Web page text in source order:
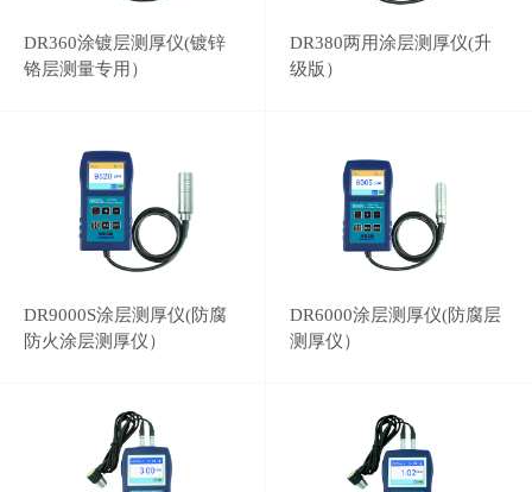
DR360涂镀层测厚仪(镀锌
铬层测量专用）
DR380两用涂层测厚仪(升
级版）
DR9000S涂层测厚仪(防腐
防火涂层测厚仪）
DR6000涂层测厚仪(防腐层
测厚仪）